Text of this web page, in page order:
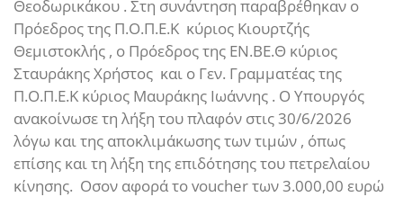
Θεοδωρικάκου . Στη συνάντηση παραβρέθηκαν ο
Πρόεδρος της Π.Ο.Π.Ε.Κ κύριος Κιουρτζής
Θεμιστοκλής , ο Πρόεδρος της ΕΝ.ΒΕ.Θ κύριος
Σταυράκης Χρήστος και ο Γεν. Γραμματέας της
Π.Ο.Π.Ε.Κ κύριος Μαυράκης Ιωάννης . Ο Υπουργός
ανακοίνωσε τη λήξη του πλαφόν στις 30/6/2026
λόγω και της αποκλιμάκωσης των τιμών , όπως
επίσης και τη λήξη της επιδότησης του πετρελαίου
κίνησης. Οσον αφορά το voucher των 3.000,00 ευρώ